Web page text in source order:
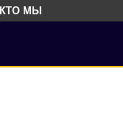
КТО МЫ